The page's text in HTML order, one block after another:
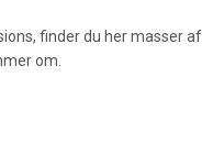
finder du her masser af
om.